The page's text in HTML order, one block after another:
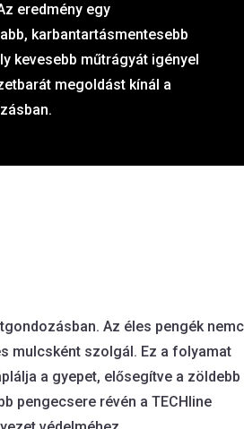
eredmény egy
karbantartásmentesebb
kevesebb műtrágyát igényel
megoldást kínál a
Az éles pengék
mulcsként szolgál. Ez a folyamat
a gyepet, elősegítve a zöldebb
pengecsere révén a TECHline